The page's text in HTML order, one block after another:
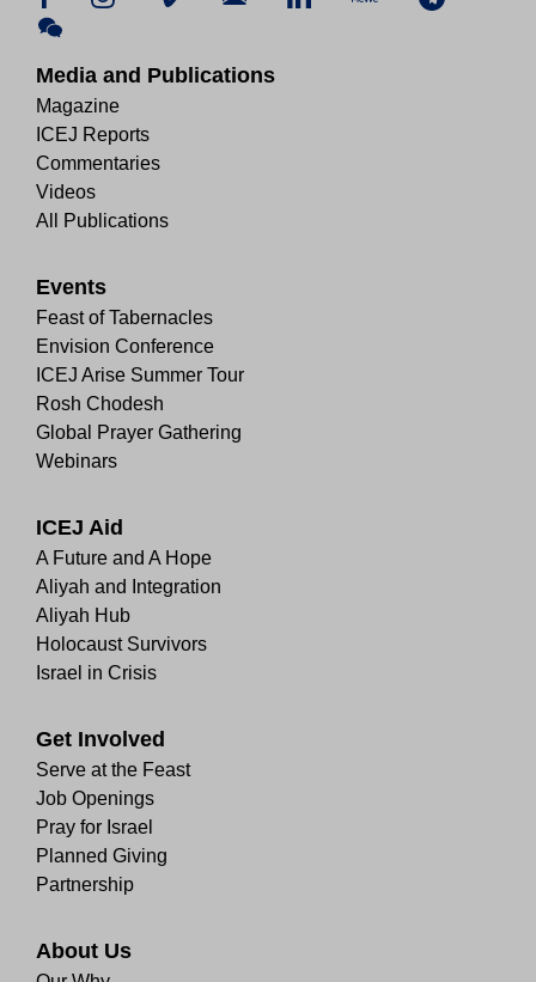
Media and Publications
Magazine
ICEJ Reports
Commentaries
Videos
All Publications
Events
Feast of Tabernacles
Envision Conference
ICEJ Arise Summer Tour
Rosh Chodesh
Global Prayer Gathering
Webinars
ICEJ Aid
A Future and A Hope
Aliyah and Integration
Aliyah Hub
Holocaust Survivors
Israel in Crisis
Get Involved
Serve at the Feast
Job Openings
Pray for Israel
Planned Giving
Partnership
About Us